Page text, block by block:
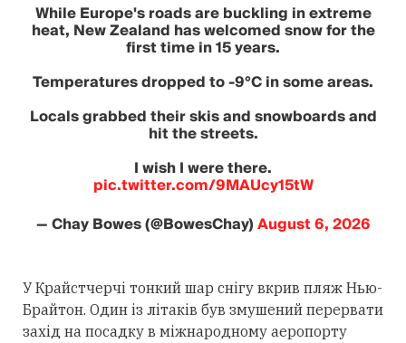
While Europe's roads are buckling in extreme
heat, New Zealand has welcomed snow for the
first time in 15 years.
Temperatures dropped to -9°C in some areas.
Locals grabbed their skis and snowboards and
hit the streets.
I wish I were there.
pic.twitter.com/9MAUcy15tW
— Chay Bowes (@BowesChay)August 6, 2026
У Крайстчерчі тонкий шар снігу вкрив пляж Нью-
Брайтон. Один із літаків був змушений перервати
захід на посадку в міжнародному аеропорту